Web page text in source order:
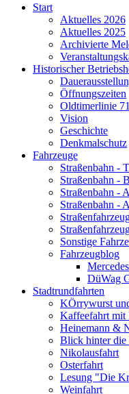
Start
Aktuelles 2026
Aktuelles 2025
Archivierte
Historischer
Öffnungszeiten
Oldtimerlinie
Vision
Geschichte
Denkmalschutz
Fahrzeuge
Straßenbahn -
Straßenbahn -
Straßenbahn -
Straßenbahn -
Sonstige
Fahrzeugblog
DüWag
Stadtrundfahrten
KÖrrywurst
Kaffeefahrt
Heinemann &
Blick hinter die
Nikolausfahrt
Osterfahrt
Lesung "Die
Weinfahrt